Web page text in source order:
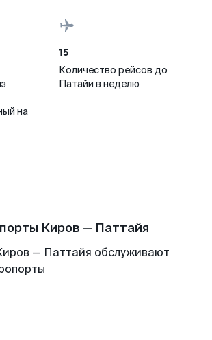
на
15
Количество рейсов до
Патайи в неделю
Киров — Паттайя
— Паттайя обслуживают